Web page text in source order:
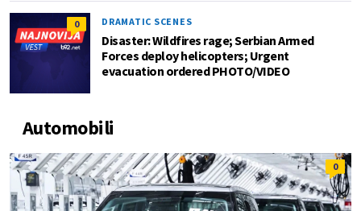
0 DRAMATIC SCENES
Disaster: Wildfires rage; Serbian Armed
Forces deploy helicopters; Urgent
evacuation ordered PHOTO/VIDEO
Automobili
0